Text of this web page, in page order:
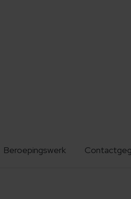
Beroepingswerk